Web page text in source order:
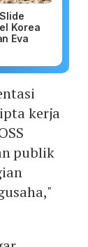
Korea
Eva
kerja
publik